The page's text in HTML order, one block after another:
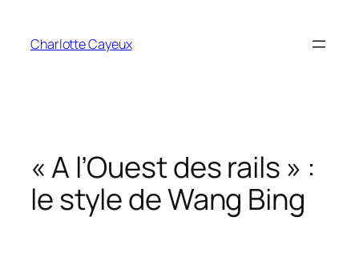
contenu
Charlotte Cayeux
« A l’Ouest des rails » :
le style de Wang Bing